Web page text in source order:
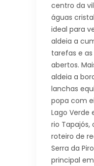
centro da
águas
ideal para
aldeia a
tarefas e
abertos.
aldeia a
lanchas
popa com
Lago Verde
rio Tapajós,
roteiro de
Serra da
principal